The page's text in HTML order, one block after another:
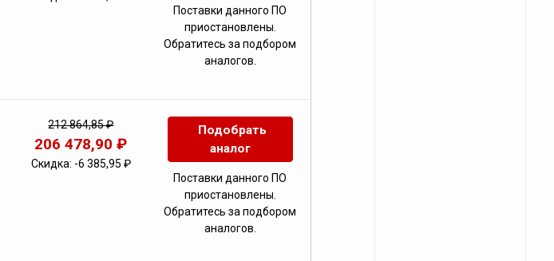
Поставки данного ПО
приостановлены.
Обратитесь за подбором
аналогов.
212 864,85 ₽
206 478,90 ₽
Скидка: -6 385,95 ₽
Подобрать
аналог
Поставки данного ПО
приостановлены.
Обратитесь за подбором
аналогов.